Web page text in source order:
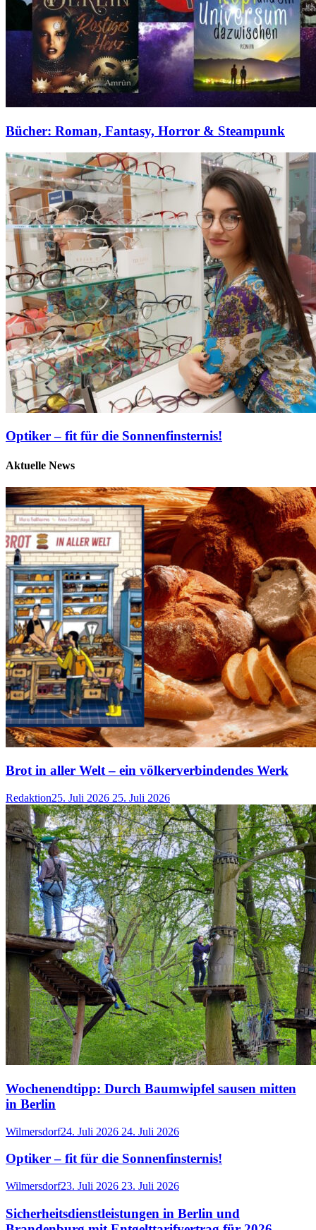
Bücher: Roman, Fantasy, Horror & Steampunk
Optiker – fit für die Sonnenfinsternis!
Aktuelle News
Brot in aller Welt – ein völkerverbindendes Werk
Redaktion25. Juli 2026 25. Juli 2026
Wochenendtipp: Durch Baumwipfel sausen mitten
in Berlin
Wilmersdorf24. Juli 2026 24. Juli 2026
Optiker – fit für die Sonnenfinsternis!
Wilmersdorf23. Juli 2026 23. Juli 2026
Sicherheitsdienstleistungen in Berlin und